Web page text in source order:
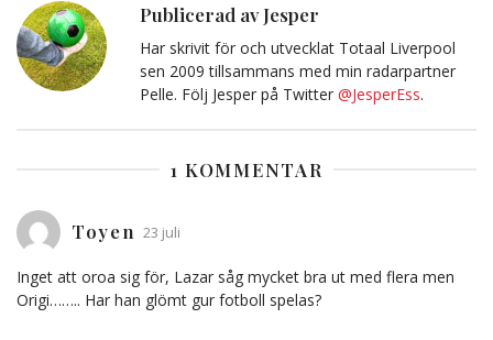
Publicerad av Jesper
Har skrivit för och utvecklat Totaal Liverpool
sen 2009 tillsammans med min radarpartner
Pelle. Följ Jesper på Twitter @JesperEss.
1 KOMMENTAR
Toyen 23 juli
Inget att oroa sig för, Lazar såg mycket bra ut med flera men
Origi…….. Har han glömt gur fotboll spelas?